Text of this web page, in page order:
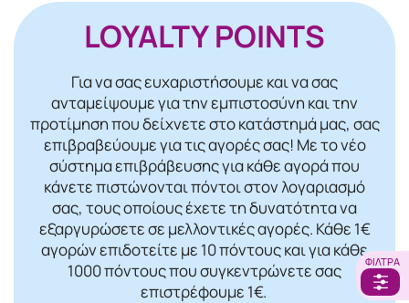
ΦΊΛΤΡΑ
LOYALTY POINTS
Για να σας ευχαριστήσουμε και να σας
ανταμείψουμε για την εμπιστοσύνη και την
προτίμηση που δείχνετε στο κατάστημά μας, σας
επιβραβεύουμε για τις αγορές σας! Mε το νέο
σύστημα επιβράβευσης για κάθε αγορά που
κάνετε πιστώνονται πόντοι στον λογαριασμό
σας, τους οποίους έχετε τη δυνατότητα να
εξαργυρώσετε σε μελλοντικές αγορές. Κάθε 1€
αγορών επιδοτείτε με 10 πόντους και για κάθε
1000 πόντους που συγκεντρώνετε σας
επιστρέφουμε 1€.